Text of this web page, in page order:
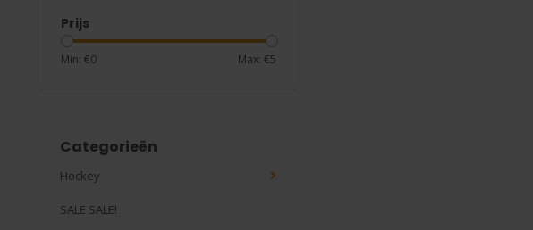
Prijs
Min: €0 Max: €5
Categorieën
Hockey
SALE SALE!